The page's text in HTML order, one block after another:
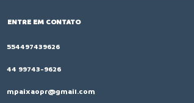
ENTRE EM CONTATO
554497439626
44 99743-9626
mpaixaopr@gmail.com